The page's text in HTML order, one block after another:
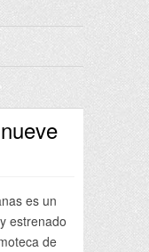
es un
estrenado
de